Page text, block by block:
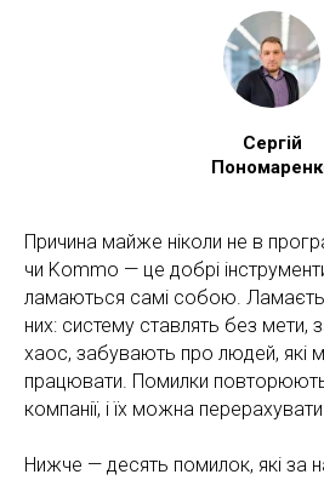
Сергій
Причина майже ніколи не в
чи Kommo — це добрі
ламаються самі собою.
них: систему ставлять без мети,
хаос, забувають про людей, які
працювати. Помилки
компанії, і їх можна
Нижче — десять помилок, які за